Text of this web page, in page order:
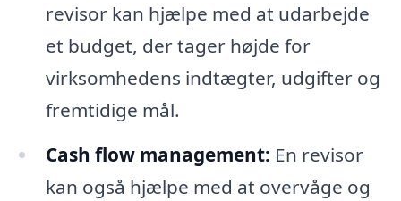
revisor kan hjælpe med at udarbejde
et budget, der tager højde for
virksomhedens indtægter, udgifter og
fremtidige mål.
Cash flow management: En revisor
kan også hjælpe med at overvåge og